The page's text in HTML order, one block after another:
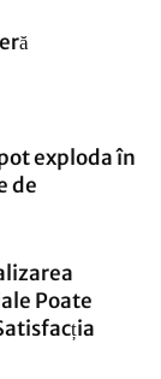
exploda în
de
Poate